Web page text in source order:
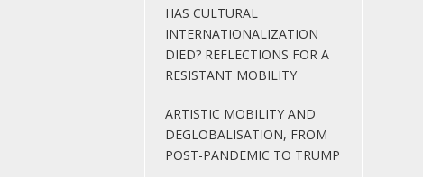
HAS CULTURAL
INTERNATIONALIZATION
DIED? REFLECTIONS FOR A
RESISTANT MOBILITY
ARTISTIC MOBILITY AND
DEGLOBALISATION, FROM
POST-PANDEMIC TO TRUMP